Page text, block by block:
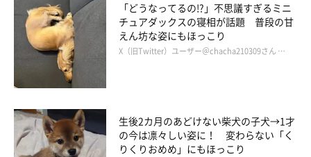
「どうなってるの!?」不思議すぎるミニ
チュアダックスの寝相が話題 普段の甘
えん坊な姿にもほっこり
X（旧Twitter）ユーザー＠chacha210309さん …
生後2カ月のあどけない柴犬の子犬→1才
の今は凛々しい姿に！ 変わらない「く
りくりおめめ」にもほっこり